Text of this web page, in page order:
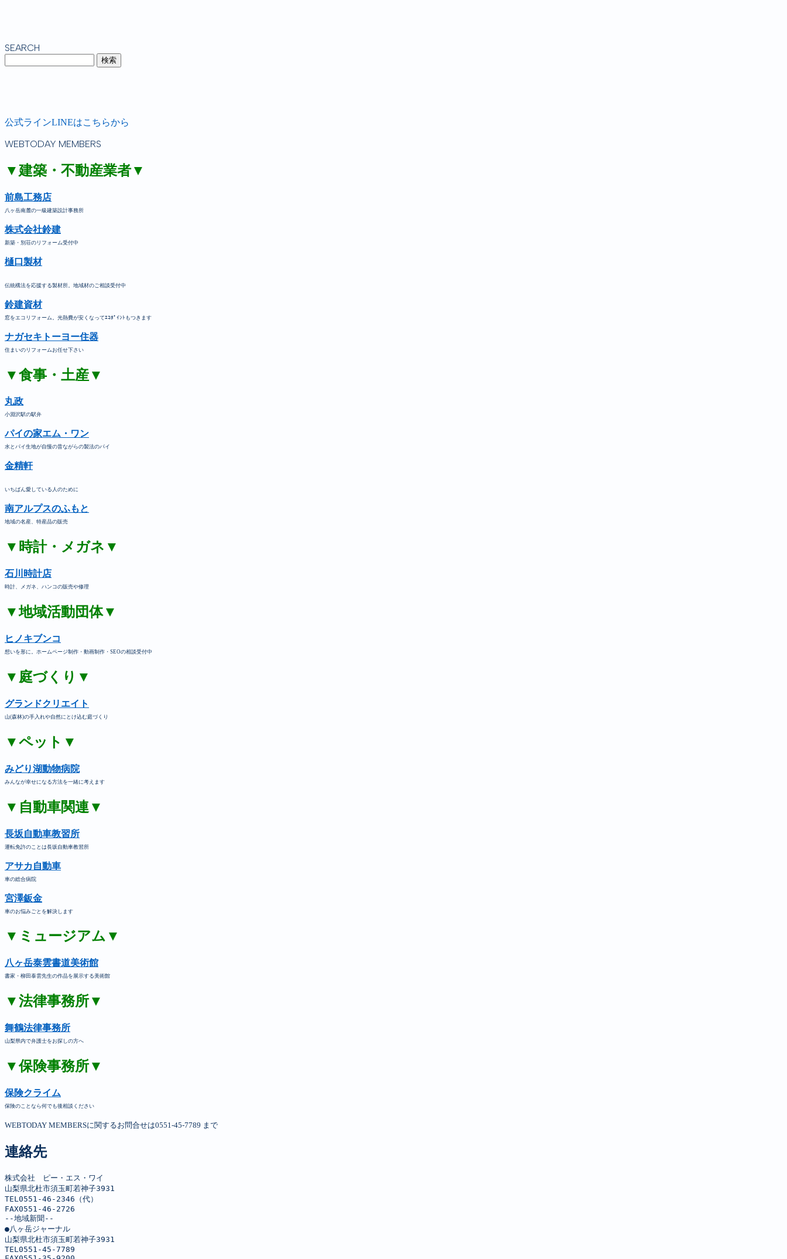
SEARCH
公式ラインLINEはこちらから
WEBTODAY MEMBERS
▼建築・不動産業者▼
前島工務店
八ヶ岳南麓の一級建築設計事務所
株式会社鈴建
新築・別荘のリフォーム受付中
樋口製材
伝統構法を応援する製材所。地域材のご相談受付中
鈴建資材
窓をエコリフォーム。光熱費が安くなってｴｺﾎﾟｲﾝﾄもつきます
ナガセキトーヨー住器
住まいのリフォームお任せ下さい
▼食事・土産▼
丸政
小淵沢駅の駅弁
パイの家エム・ワン
水とパイ生地が自慢の昔ながらの製法のパイ
金精軒
いちばん愛している人のために
南アルプスのふもと
地域の名産、特産品の販売
▼時計・メガネ▼
石川時計店
時計、メガネ、ハンコの販売や修理
▼地域活動団体▼
ヒノキブンコ
想いを形に。ホームページ制作・動画制作・SEOの相談受付中
▼庭づくり▼
グランドクリエイト
山(森林)の手入れや自然にとけ込む庭づくり
▼ペット▼
みどり湖動物病院
みんなが幸せになる方法を一緒に考えます
▼自動車関連▼
長坂自動車教習所
運転免許のことは長坂自動車教習所
アサカ自動車
車の総合病院
宮澤鈑金
車のお悩みごとを解決します
▼ミュージアム▼
八ヶ岳泰雲書道美術館
書家・柳田泰雲先生の作品を展示する美術館
▼法律事務所▼
舞鶴法律事務所
山梨県内で弁護士をお探しの方へ
▼保険事務所▼
保険クライム
保険のことなら何でも後相談ください
WEBTODAY MEMBERSに関するお問合せは0551-45-7789 まで
連絡先
株式会社　ピー・エス・ワイ
山梨県北杜市須玉町若神子3931
TEL0551-46-2346（代）
FAX0551-46-2726
--地域新聞--
●八ヶ岳ジャーナル
山梨県北杜市須玉町若神子3931
TEL0551-45-7789